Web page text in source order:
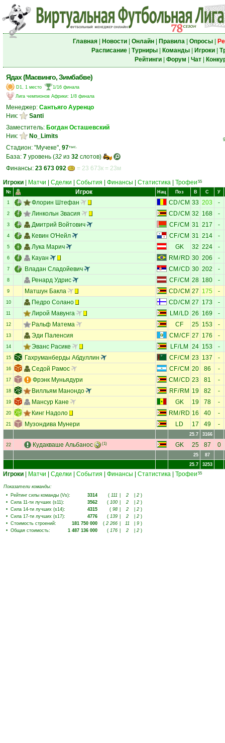
Главная| Новости| Онлайн| Правила| Опросы|
Расписание| Турниры| Команды| Игроки|
Рейтинги| Форум Чат|
Ядах (Масвинго, Зимбабве)
D1, 1 место
1/16 финала
Лига чемпионов Африки: 1/8 финала
Менеджер: Сантьяго Ауренцо
Ник:
Santi
Заместитель: Богдан Осташевский
Ник:
No_Limits
Стадион: "Мучеке", 97тыс.
База: 7 уровень (32 из 32 слотов)
Финансы: 23 673 092 = 23 673к = 23м
Игроки Матчи Сделки События Финансы Статистика Трофеи 55
№ Игрок Нац Поз В С У
1 Флорин Штефан CD/CM 33 203 -
2 Линкольн Звасия CD/CM 32 168 -
3 Дмитрий Войтович CF/CM 31 217 -
4 Кевин О'Нейл CF/CM 31 214 -
5 Лука Марич GK 32 224 -
6 Кауан RM / RD 30 206 -
7 Владан Сладойевич CM /CD 30 202 -
8 Ренард Удрис CF/CM 28 180 -
9 Матшун Бакла CD/CM 27 175 -
10 Педро Солано CD/CM 27 173 -
11 Лирой Мавунга LM / LD 26 169 -
12 Ральф Матема CF 25 153 -
13 Эди Паленсия CM /CF 27 176 -
14 Эванс Расике LF/ LM 24 153 -
15 Гахруманберды Абдуллин CF/CM 23 137 -
16 Седой Рамос CF/CM 20 86 -
17 Фрэнк Муньядури CM /CD 23 81 -
18 Вилльям Манондо RF/ RM 19 82 -
19 Мансур Кане GK 19 78 -
20 Кинг Надоло RM / RD 16 40 -
21 Музондива Мунери LD 17 49 -
25.7 3166
22 Кудакваше Альбанос (1) GK 25 87 0
25
87
25.7
3253
Игроки Матчи Сделки События Финансы Статистика Трофеи 55
Показатели команды:
• Рейтинг силы команды (Vs): 3314 ( 111 2 2 )
• Сила 11-ти лучших (s11): 3562 ( 100 2 2 )
• Сила 14-ти лучших (s14): 4315 ( 98 2 2 )
• Сила 17-ти лучших (s17): 4776 ( 139 2 2 )
• Стоимость строений: 181 750 000 ( 2 266 11 9 )
• Общая стоимость: 1 487 136 000 ( 176 2 2 )